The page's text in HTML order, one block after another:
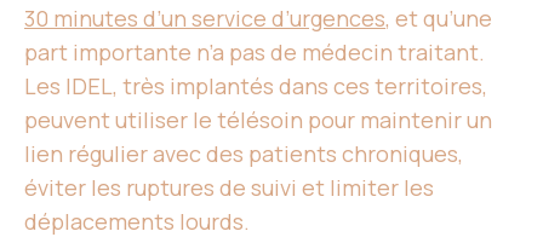
30 minutes d’un service d’urgences, et qu’une
part importante n’a pas de médecin traitant.
Les IDEL, très implantés dans ces territoires,
peuvent utiliser le télésoin pour maintenir un
lien régulier avec des patients chroniques,
éviter les ruptures de suivi et limiter les
déplacements lourds.